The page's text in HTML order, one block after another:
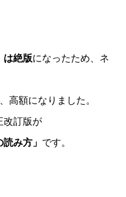
は絶版になったため、ネ
額になりました。
改訂版が
み方」 です。